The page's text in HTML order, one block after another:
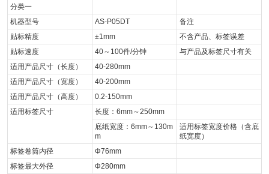
分类一
机器型号
AS-P05DT
备注
贴标精度
±1mm
不含产品、标签误差
贴标速度
40～100件/分钟
与产品及标签尺寸有关
适用产品尺寸（长度）
40-280mm
适用产品尺寸（宽度）
40-200mm
适用产品尺寸（高度）
0.2-150mm
适用标签尺寸
长度：6mm～250mm
底纸宽度：6mm～130m
m
适用标签宽度价格（含底
纸宽度）
标签卷筒内径
Φ76mm
标签最大外径
Φ280mm